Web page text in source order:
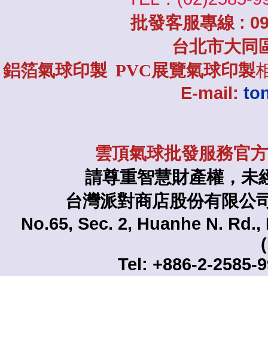
批發客服專線 :
台北市大同
鋁箔氣球印製 PVC展覽氣球印製
E-mail:
雲頂氣球批發服務官
請尊重智慧財產權，未
台灣派對商店股份有限公
No.65, Sec. 2, Huanhe N.
Tel: +886-2-2585-